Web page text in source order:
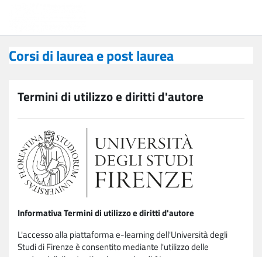
Corsi di laurea e post laurea
Termini di utilizzo e diritti d'autore
Informativa Termini di utilizzo e diritti d'autore
L'accesso alla piattaforma e-learning dell'Università degli
Studi di Firenze è consentito mediante l'utilizzo delle